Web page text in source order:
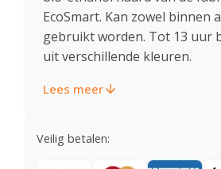
EcoSmart. Kan zowel binnen
gebruikt worden. Tot 13 uur
uit verschillende kleuren.
Lees meer
Veilig betalen: